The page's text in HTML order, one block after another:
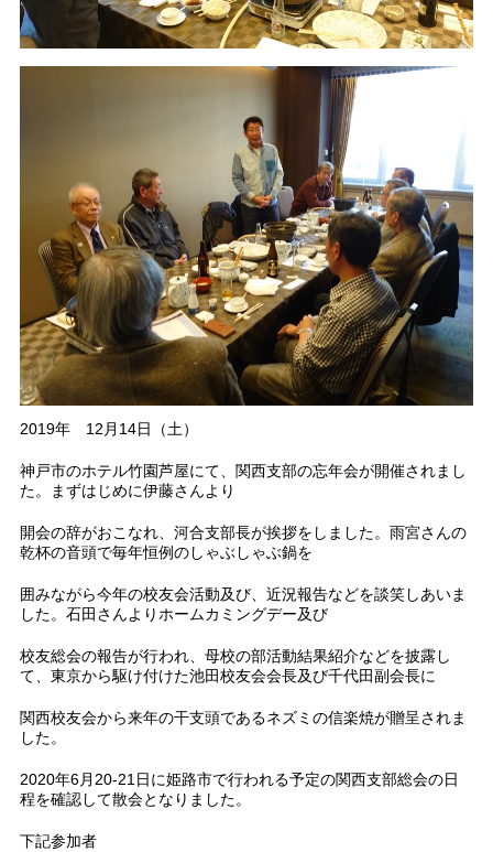
2019年 12月14日（土）
神戸市のホテル竹園芦屋にて、関西支部の忘年会が開催されまし
た。まずはじめに伊藤さんより
開会の辞がおこなれ、河合支部長が挨拶をしました。雨宮さんの
乾杯の音頭で毎年恒例のしゃぶしゃぶ鍋を
囲みながら今年の校友会活動及び、近況報告などを談笑しあいま
した。石田さんよりホームカミングデー及び
校友総会の報告が行われ、母校の部活動結果紹介などを披露し
て、東京から駆け付けた池田校友会会長及び千代田副会長に
関西校友会から来年の干支頭であるネズミの信楽焼が贈呈されま
した。
2020年6月20-21日に姫路市で行われる予定の関西支部総会の日
程を確認して散会となりました。
下記参加者